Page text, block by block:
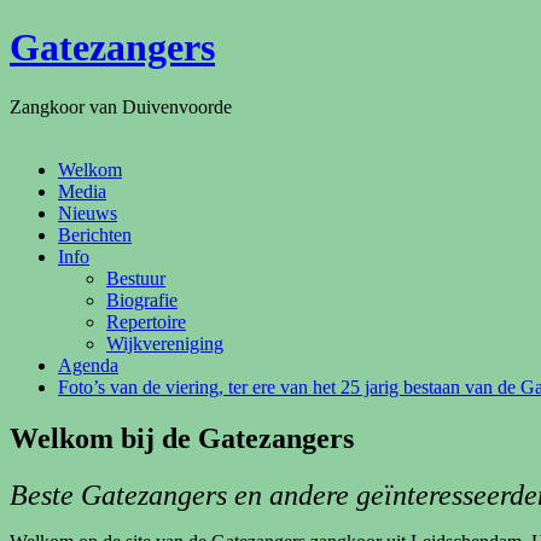
Ga
naar
inhoud
Gatezangers
Zangkoor van Duivenvoorde
Welkom
Media
Nieuws
Berichten
Info
Bestuur
Biografie
Repertoire
Wijkvereniging
Agenda
Foto’s van de viering, ter ere van het 25 jarig bestaan van de
Welkom bij de Gatezangers
Beste Gatezangers en andere